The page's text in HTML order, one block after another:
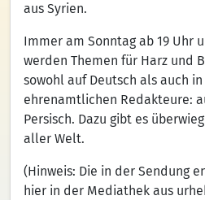
aus Syrien.
Immer am Sonntag ab 19 Uhr
werden Themen für Harz und
sowohl auf Deutsch als auch
ehrenamtlichen Redakteure:
Persisch. Dazu gibt es
aller Welt.
(Hinweis: Die in der Sendung
hier in der Mediathek aus